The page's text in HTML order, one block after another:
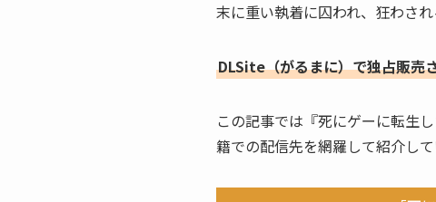
末に重い執着に囚われ、狂わされ
DLSite（がるまに）で独占販売
この記事では『死にゲーに転生
籍での配信先を網羅して紹介して